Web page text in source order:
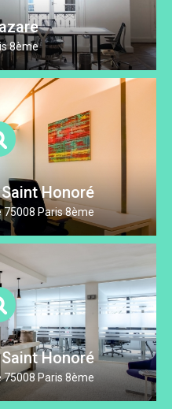
8ème
Honoré
75008 Paris 8ème
Honoré
75008 Paris 8ème